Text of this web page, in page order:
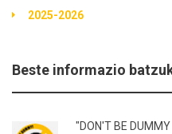
2025-2026
Beste informazio
"DON'T BE DUMMY